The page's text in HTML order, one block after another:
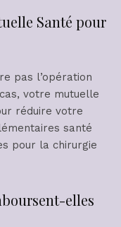
Santé pour
pas l’opération
votre mutuelle
réduire votre
santé
pour la chirurgie
elles